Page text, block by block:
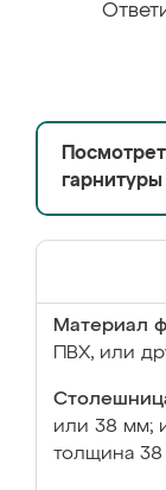
гарнитуры
Материал
ПВХ, или
или 38 мм;
толщина